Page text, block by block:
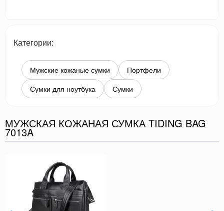
Категории:
Мужские кожаные сумки
Портфели
Сумки для ноутбука
Сумки
МУЖСКАЯ КОЖАНАЯ СУМКА TIDING BAG
7013A